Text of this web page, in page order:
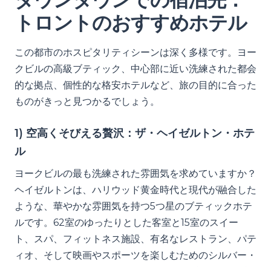
トロントのおすすめホテル
この都市のホスピタリティシーンは深く多様です。ヨー
クビルの高級ブティック、中心部に近い洗練された都会
的な拠点、個性的な格安ホテルなど、旅の目的に合った
ものがきっと見つかるでしょう。
1) 空高くそびえる贅沢：ザ・ヘイゼルトン・ホテ
ル
ヨークビルの最も洗練された雰囲気を求めていますか？
ヘイゼルトンは、ハリウッド黄金時代と現代が融合した
ような、華やかな雰囲気を持つ5つ星のブティックホテ
ルです。62室のゆったりとした客室と15室のスイー
ト、スパ、フィットネス施設、有名なレストラン、パテ
ィオ、そして映画やスポーツを楽しむためのシルバー・